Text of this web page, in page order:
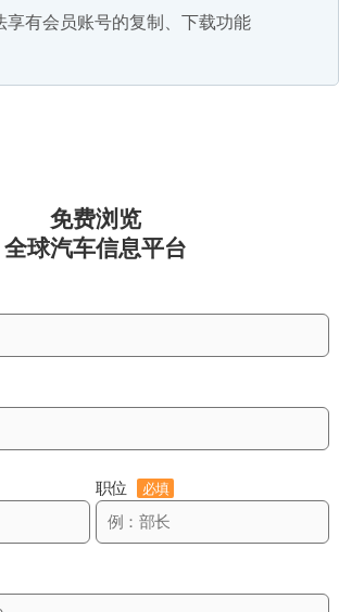
有会员账号的复制、下载功能
免费浏览
全球汽车信息平台
职位 必填